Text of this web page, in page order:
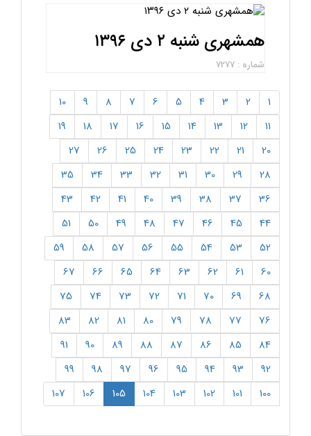
همشهری شنبه ۲ دی ۱۳۹۶
شماره : 7277
1
2
3
4
5
6
7
8
9
10
11
12
13
14
15
16
17
18
19
20
21
22
23
24
25
26
27
28
29
30
31
32
33
34
35
36
37
38
39
40
41
42
43
44
45
46
47
48
49
50
51
52
53
54
55
56
57
58
59
60
61
62
63
64
65
66
67
68
69
70
71
72
73
74
75
76
77
78
79
80
81
82
83
84
85
86
87
88
89
90
91
92
93
94
95
96
97
98
99
100
101
102
103
104
105
(current)
106
107